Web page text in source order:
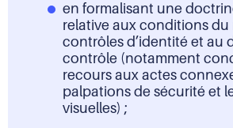
en formalisant une
relative aux conditions du
contrôles d’identité et au
contrôle (notamment
recours aux actes
palpations de sécurité et
visuelles) ;